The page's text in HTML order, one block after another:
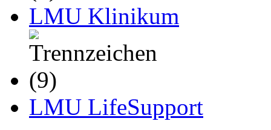
LMU Klinikum
LMU LifeSupport